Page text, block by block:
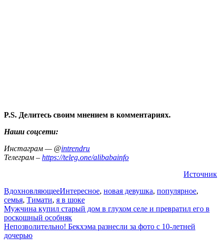
P.S. Делитесь своим мнением в комментариях.
Наши соцсети:
Инстаграм — @intrendru
Телеграм – https://teleg.one/alibabainfo
Источник
ВдохновляющееИнтересное, новая девушка, популярное,
семья, Тимати, я в шоке
Навигация
по
записям
Мужчина купил старый дом в глухом селе и превратил его в
роскошный особняк
Непозволительно! Бекхэма разнесли за фото с 10-летней
дочерью